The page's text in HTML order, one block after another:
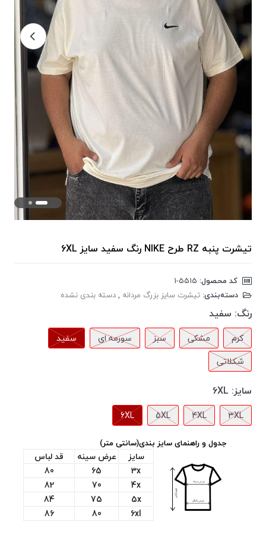
تیشرت پنبه RZ طرح NIKE رنگ سفید سایز 6XL
کد محصول:
دسته‌بندی: تیشرت سایز بزرگ مردانه ,دسته بندی نشده
رنگ: سفید
کرم مشکی سبز سورمه ای
سفید
شکلاتی
سایز: 6XL
3XL
4XL
5XL
6XL
جدول و راهنمای سایز بندی(سانتی متر)
سایز عرض سینه
قد لباس
3x
65
80
4x
70
82
5x
75
84
6xl
80
86